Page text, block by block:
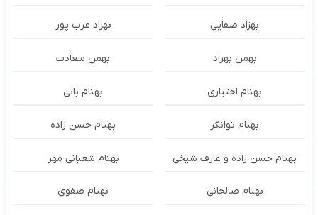
بهزاد صفایی بهزاد عرب پور
بهمن بهراد بهمن سعادت
بهنام اختیاری بهنام بانی
بهنام توانگر بهنام حسن زاده
بهنام حسن زاده و عارف شیخی بهنام شعبانی مهر
بهنام صالحانی بهنام صفوی